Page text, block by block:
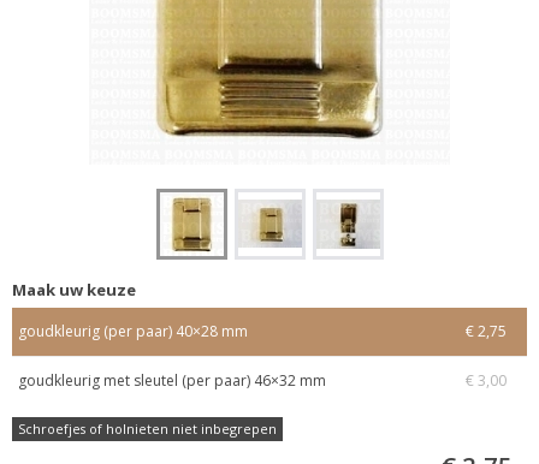
Maak uw keuze
goudkleurig (per paar) 40×28 mm € 2,75
goudkleurig met sleutel (per paar) 46×32 mm € 3,00
Schroefjes of holnieten niet inbegrepen